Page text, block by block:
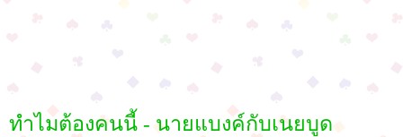
ทำไมต้องคนนี้ - นายแบงค์กับเนยบูด